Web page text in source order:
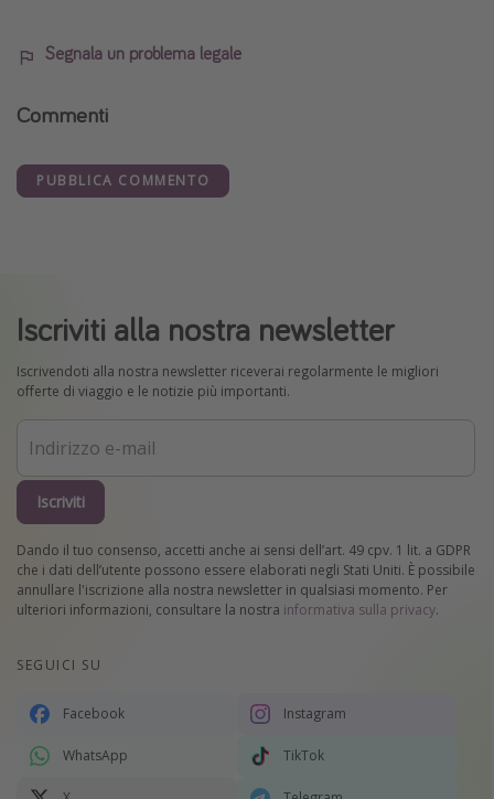
Segnala un problema legale
Commenti
PUBBLICA COMMENTO
Iscriviti alla nostra newsletter
Iscrivendoti alla nostra newsletter riceverai regolarmente le migliori
offerte di viaggio e le notizie più importanti.
Iscriviti
Dando il tuo consenso, accetti anche ai sensi dell’art. 49 cpv. 1 lit. a GDPR
che i dati dell’utente possono essere elaborati negli Stati Uniti. È possibile
annullare l'iscrizione alla nostra newsletter in qualsiasi momento. Per
ulteriori informazioni, consultare la nostra informativa sulla privacy.
SEGUICI SU
Facebook Instagram
WhatsApp TikTok